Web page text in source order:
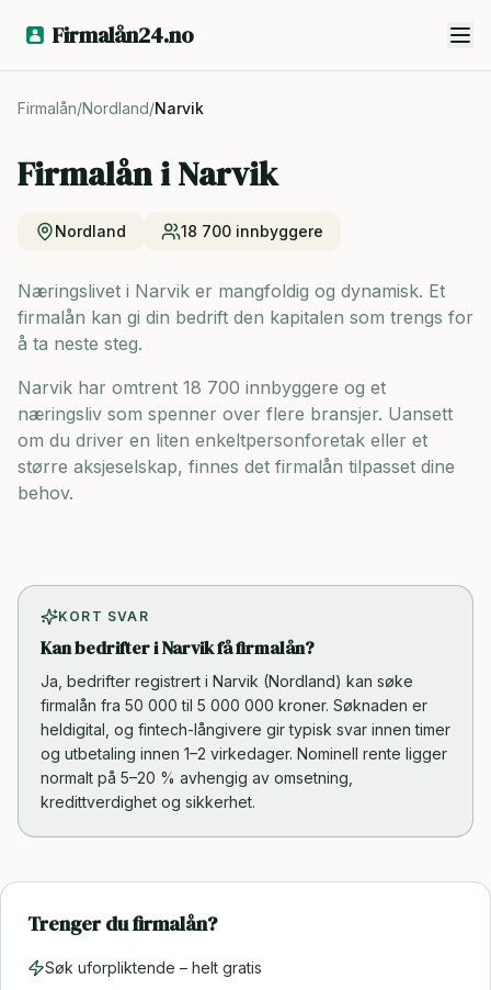
Firmalån24.no
Firmalån/Nordland/Narvik
Firmalån iNarvik
Nordland 18 700 innbyggere
Næringslivet i Narvik er mangfoldig og dynamisk. Et
firmalån kan gi din bedrift den kapitalen som trengs for
å ta neste steg.
Narvik har omtrent 18 700 innbyggere og et
næringsliv som spenner over flere bransjer. Uansett
om du driver en liten enkeltpersonforetak eller et
større aksjeselskap, finnes det firmalån tilpasset dine
behov.
KORT SVAR
Kan bedrifter i Narvik få firmalån?
Ja, bedrifter registrert i Narvik (Nordland) kan søke
firmalån fra 50 000 til 5 000 000 kroner. Søknaden er
heldigital, og fintech-långivere gir typisk svar innen timer
og utbetaling innen 1–2 virkedager. Nominell rente ligger
normalt på 5–20 % avhengig av omsetning,
kredittverdighet og sikkerhet.
Trenger du firmalån?
Søk uforpliktende – helt gratis